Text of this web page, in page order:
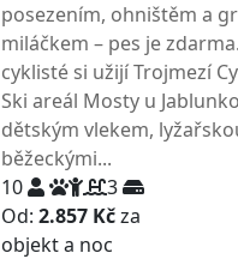
posezením, ohništěm a
miláčkem – pes je
cyklisté si užijí Trojmezí
Ski areál Mosty u
dětským vlekem,
běžeckými...
10
3
Od:2.857 Kčza
objekt a noc